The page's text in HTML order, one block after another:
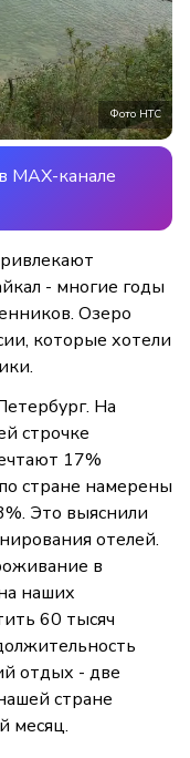
Фото НТС
MAX-канале
- многие годы
Озеро
которые хотели
На
строчке
17%
стране намерены
Это выяснили
отелей.
в
наших
60 тысяч
отдых - две
стране
месяц.